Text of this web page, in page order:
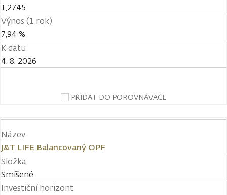
1,2745
Výnos (1 rok)
7,94 %
K datu
4. 8. 2026
PŘIDAT DO POROVNÁVAČE
Název
J&T LIFE Balancovaný OPF
Složka
Smíšené
Investiční horizont